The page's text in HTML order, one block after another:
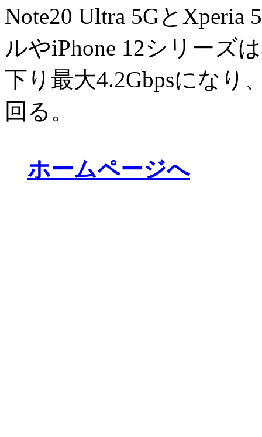
Note20 Ultra 5Gと
ルやiPhone 12シリーズ
下り最大4.2Gbpsになり
回る。
ホームページへ